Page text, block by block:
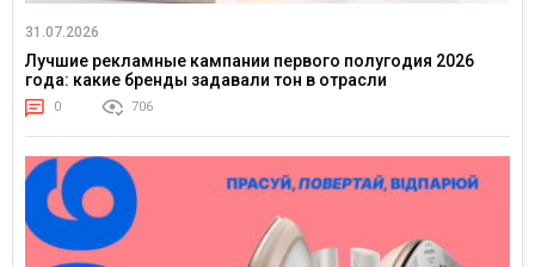
31.07.2026
Лучшие рекламные кампании первого полугодия 2026
года: какие бренды задавали тон в отрасли
0 706